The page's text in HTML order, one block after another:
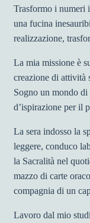
Trasformo i numeri
una fucina
realizzazione,
La mia missione è
creazione di attività
Sogno un mondo
d’ispirazione per il
La sera indosso la
leggere, conduco
la Sacralità nel
mazzo di carte
compagnia di un
Lavoro dal mio